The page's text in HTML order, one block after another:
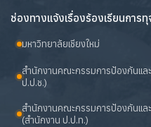
ช่องทางแจ้งเรื่องร้องเรียนการ
มหาวิทยาลัยเชียงใหม่
สำนักงานคณะกรรมการป้องกันแล
ป.ป.ช.)
สำนักงานคณะกรรมการป้องกันแล
(สำนักงาน ป.ป.ท.)